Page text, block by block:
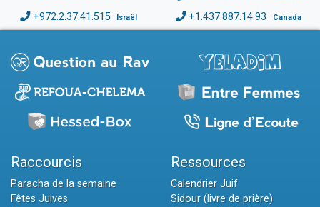
+972.2.37.41.515 Israël +1.437.887.14.93 Canada
Raccourcis
Paracha de la semaine
Fêtes Juives
Ressources
Calendrier Juif
Sidour (livre de prière)